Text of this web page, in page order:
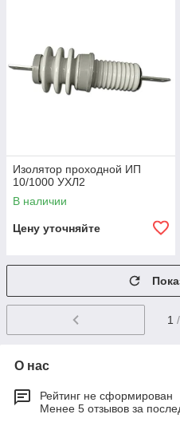
Изолятор проходной ИП
10/1000 УХЛ2
В наличии
Цену уточняйте
1
О нас
Рейтинг не сформирован
Менее 5 отзывов за